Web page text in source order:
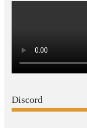
Discord